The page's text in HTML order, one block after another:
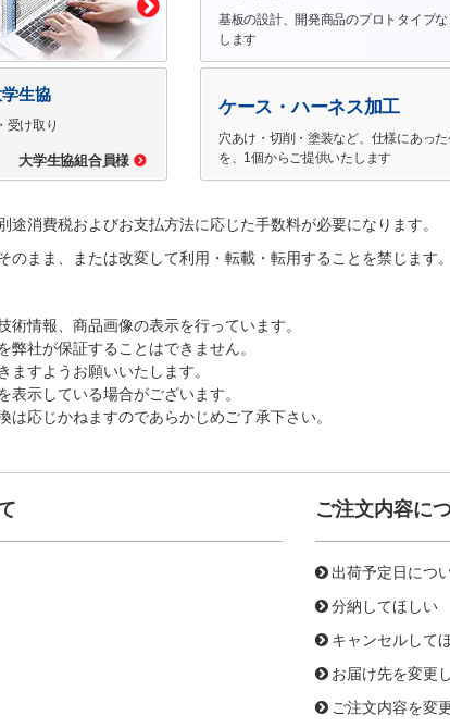
生協
受け取り
大学生協組合員様
基板の設計、開発商品のプロトタイプ
します
ケース・ハーネス加工
穴あけ・切削・塗装など、仕様にあっ
を、1個からご提供いたします
消費税およびお支払方法に応じた手数料が必要になります。
まま、または改変して利用・転載・転用することを禁じます。
情報、商品画像の表示を行っています。
社が保証することはできません。
すようお願いいたします。
示している場合がございます。
応じかねますのであらかじめご了承下さい。
ご注文内容に
出荷予定日につ
分納してほしい
キャンセルして
お届け先を変更
ご注文内容を変